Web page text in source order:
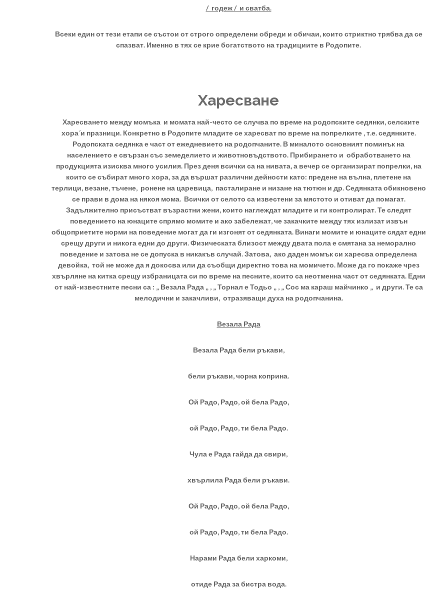
/ годеж / и сватба.
Всеки един от тези етапи се състои от строго определени обреди и обичаи, които стриктно трябва да се
спазват. Именно в тях се крие богатството на традициите в Родопите.
Харесване
Харесването между момъка и момата най-често се случва по време на родопските седянки, селските
хора´и празници. Конкретно в Родопите младите се харесват по време на попрелките , т.е. седянките.
Родопската седянка е част от ежедневието на родопчаните. В миналото основният поминък на
населението е свързан със земеделието и животновъдството. Прибирането и обработването на
продукцията изисква много усилия. През деня всички са на нивата, а вечер се организират попрелки, на
които се събират много хора, за да вършат различни дейности като: предене на вълна, плетене на
терлици, везане, тъчене, ронене на царевица, пасталиране и низане на тютюн и др. Седянката обикновено
се прави в дома на някоя мома. Всички от селото са известени за мястото и отиват да помагат.
Задължително присъстват възрастни жени, които наглеждат младите и ги контролират. Те следят
поведението на юнаците спрямо момите и ако забележат, че закачките между тях излизат извън
общоприетите норми на поведение могат да ги изгонят от седянката. Винаги момите и юнаците сядат едни
срещу други и никога едни до други. Физическата близост между двата пола е смятана за неморално
поведение и затова не се допуска в никакъв случай. Затова, ако даден момък си харесва определена
девойка, той не може да я докосва или да съобщи директно това на момичето. Може да го покаже чрез
хвърляне на китка срещу избраницата си по време на песните, които са неотменна част от седянката. Едни
от най-известните песни са : „ Везала Рада „ , „ Торнал е Тодьо „ , „ Сос ма караш майчинко „ и други. Те са
мелодични и закачливи, отразяващи духа на родопчанина.
Везала Рада
Везала Рада бели ръкави,
бели ръкави, чорна коприна.
Ой Радо, Радо, ой бела Радо,
ой Радо, Радо, ти бела Радо.
Чула е Рада гайда да свири,
хвърлила Рада бели ръкави.
Ой Радо, Радо, ой бела Радо,
ой Радо, Радо, ти бела Радо.
Нарами Рада бели харкоми,
отиде Рада за бистра вода.